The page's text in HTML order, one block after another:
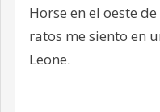
Horse en el oeste
ratos me siento en
Leone.